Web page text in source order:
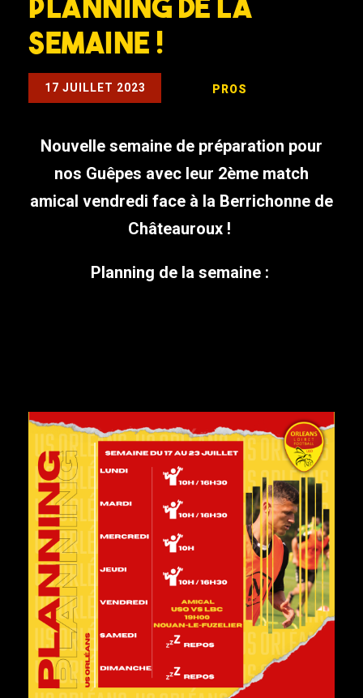
semaine !
17 JUILLET 2023 PROS
Nouvelle semaine de préparation pour
nos Guêpes avec leur 2ème match
amical vendredi face à la Berrichonne de
Châteauroux !
Planning de la semaine :